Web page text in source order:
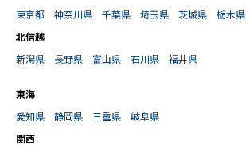
東京都
神奈川県 千葉県 埼玉県 茨城県 栃木県
北信越
新潟県
長野県 富山県 石川県 福井県
東海
愛知県
静岡県 三重県
岐阜県
関西